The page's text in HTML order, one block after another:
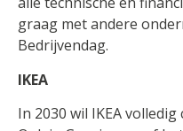
graag met andere
Bedrijvendag.
IKEA
In 2030 wil IKEA